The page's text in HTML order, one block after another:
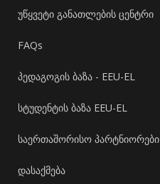
უწყვეტი განათლების ცენტრი
FAQs
პედაგოგის ბაზა - EEU-EL
სტუდენტის ბაზა EEU-EL
საერთაშორისო პარტნიორები
დასაქმება